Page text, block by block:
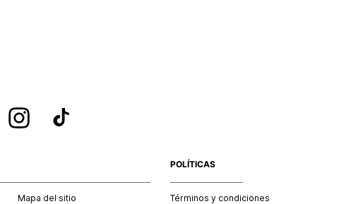
Mapa del sitio
POLÍTICAS
Términos y condiciones